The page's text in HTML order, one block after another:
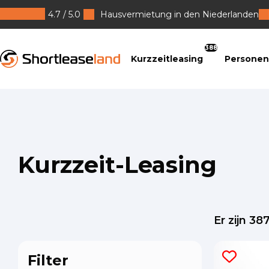
4.7 / 5.0 Hausvermietung in den Niederlanden
Kurzzeitleasing
388
Kurzzeit-Leasing
Er zijn 387
Filter